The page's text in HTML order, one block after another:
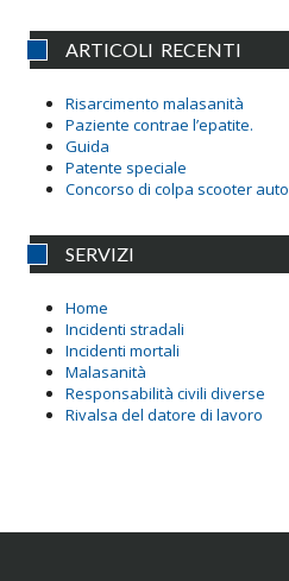
ARTICOLI RECENTI
Risarcimento malasanità
Paziente contrae l’epatite.
Guida
Patente speciale
Concorso di colpa scooter auto
SERVIZI
Home
Incidenti stradali
Incidenti mortali
Malasanità
Responsabilità civili diverse
Rivalsa del datore di lavoro